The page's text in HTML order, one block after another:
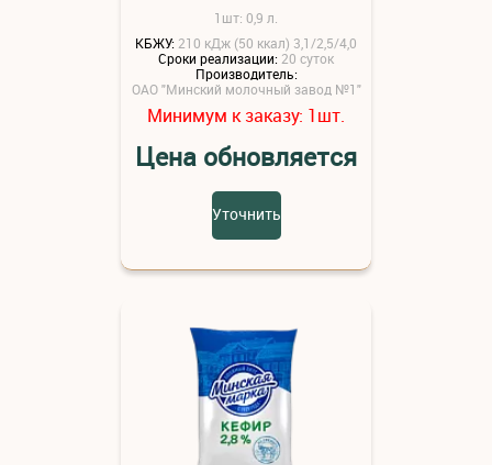
1шт: 0,9 л.
КБЖУ: 210 кДж (50 ккал) 3,1/2,5/4,0
Сроки реализации: 20 суток
Производитель:
ОАО "Минский молочный завод №1"
Минимум к заказу: 1шт.
Цена обновляется
Уточнить